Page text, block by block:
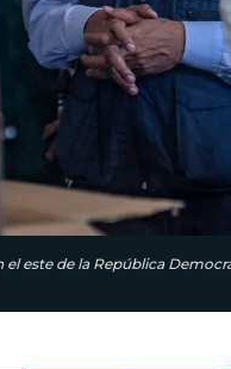
este de la República